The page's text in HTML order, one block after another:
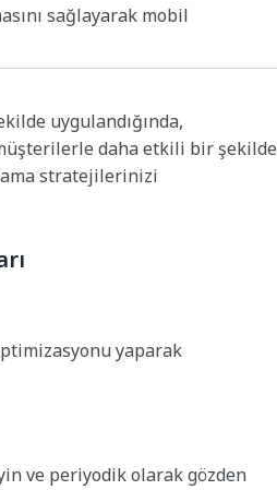
sağlayarak mobil
uygulandığında,
daha etkili bir şekilde
stratejilerinizi
yaparak
ve periyodik olarak gözden